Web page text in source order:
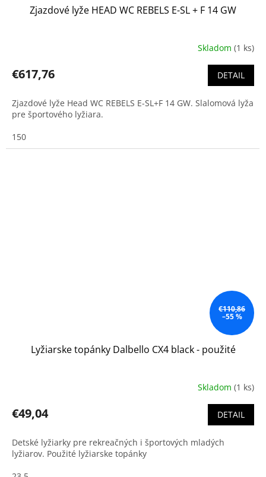
Zjazdové lyže HEAD WC REBELS E-SL + F 14 GW
Skladom (1 ks)
€617,76 DETAIL
Zjazdové lyže Head WC REBELS E-SL+F 14 GW. Slalomová lyža
pre športového lyžiara.
150
€110,86
–55 %
Lyžiarske topánky Dalbello CX4 black - použité
Skladom (1 ks)
€49,04 DETAIL
Detské lyžiarky pre rekreačných i športových mladých
lyžiarov. Použité lyžiarske topánky